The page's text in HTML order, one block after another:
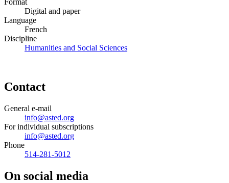
Format
Digital and paper
Language
French
Discipline
Humanities and Social Sciences
Contact
General e-mail
info@asted.org
For individual subscriptions
info@asted.org
Phone
514-281-5012
On social media